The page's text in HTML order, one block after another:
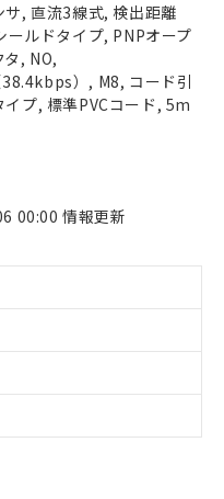
サ, 直流3線式, 検出距離
ルドタイプ, PNPオープ
タ, NO,
）, M8, コード引
イプ, 標準PVCコード, 5m
00:00 情報更新